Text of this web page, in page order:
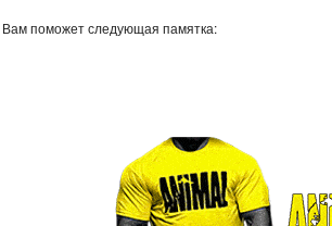
поможет следующая памятка: